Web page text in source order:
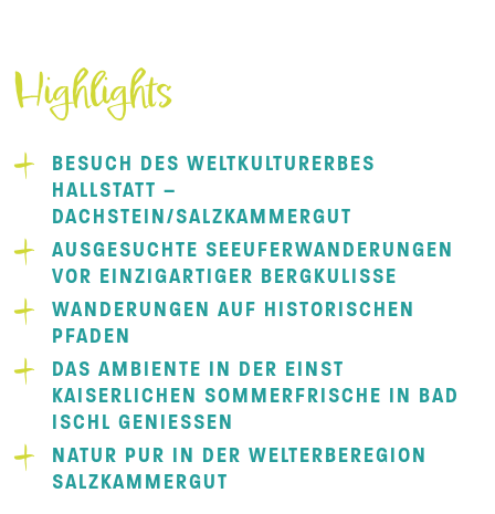
Highlights
BESUCH DES WELTKULTURERBES
HALLSTATT –
DACHSTEIN/SALZKAMMERGUT
AUSGESUCHTE SEEUFERWANDERUNGEN
VOR EINZIGARTIGER BERGKULISSE
WANDERUNGEN AUF HISTORISCHEN
PFADEN
DAS AMBIENTE IN DER EINST
KAISERLICHEN SOMMERFRISCHE IN BAD
ISCHL GENIESSEN
NATUR PUR IN DER WELTERBEREGION
SALZKAMMERGUT